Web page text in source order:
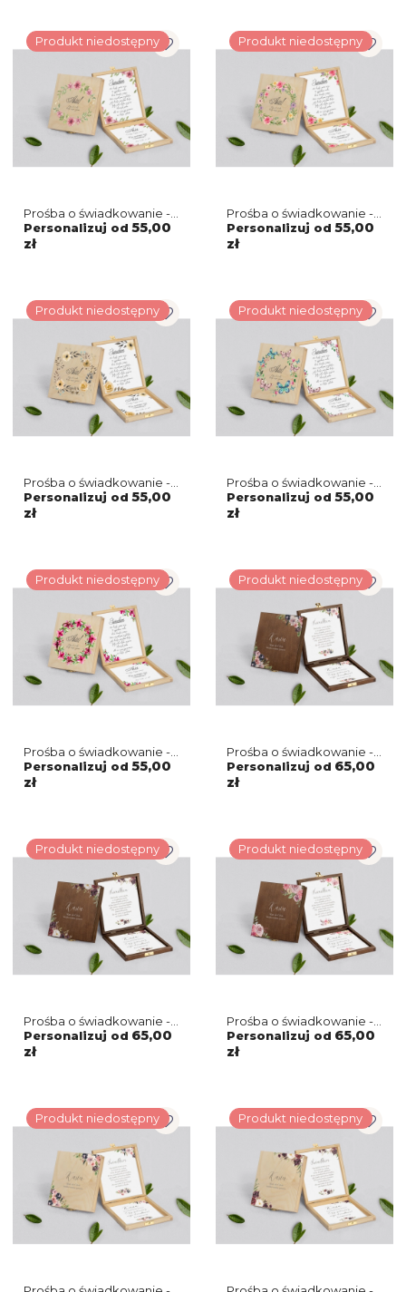
Produkt niedostępny
Prośba o świadkowanie -
naturalne puzzle
Akwarelowe Wianki
Motyw 6
Personalizuj od 55,00
zł
Produkt niedostępny
Prośba o świadkowanie -
naturalne puzzle
Akwarelowe Wianki
Motyw 5
Personalizuj od 55,00
zł
Produkt niedostępny
Prośba o świadkowanie -
naturalne puzzle
Akwarelowe Wianki
Motyw 4
Personalizuj od 55,00
zł
Produkt niedostępny
Prośba o świadkowanie -
naturalne puzzle
Akwarelowe Wianki
Motyw 3
Personalizuj od 55,00
zł
Produkt niedostępny
Prośba o świadkowanie -
naturalne puzzle
Akwarelowe Wianki
Motyw 2
Personalizuj od 55,00
zł
Produkt niedostępny
Prośba o świadkowanie -
brązowe puzzle
PasteLove Motyw 4
Personalizuj od 65,00
zł
Produkt niedostępny
Prośba o świadkowanie -
brązowe puzzle
PasteLove Motyw 3
Personalizuj od 65,00
zł
Produkt niedostępny
Prośba o świadkowanie -
brązowe puzzle
PasteLove Motyw 2
Personalizuj od 65,00
zł
Produkt niedostępny Produkt niedostępny